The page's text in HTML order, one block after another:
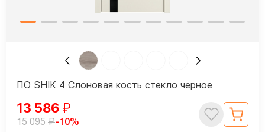
ПО SHIK 4 Слоновая кость стекло черное
13 586 ₽
15 095₽-10%